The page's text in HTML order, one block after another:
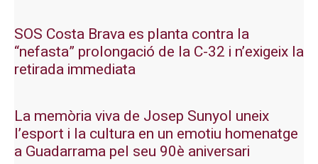
SOS Costa Brava es planta contra la
“nefasta” prolongació de la C-32 i n’exigeix la
retirada immediata
La memòria viva de Josep Sunyol uneix
l’esport i la cultura en un emotiu homenatge
a Guadarrama pel seu 90è aniversari